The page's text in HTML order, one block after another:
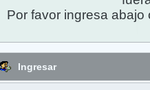
Por favor ingresa
Ingresar